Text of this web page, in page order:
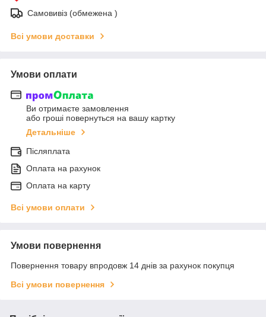
Самовивіз (обмежена )
Всі умови доставки
Умови оплати
Ви отримаєте замовлення
або гроші повернуться на вашу картку
Детальніше
Післяплата
Оплата на рахунок
Оплата на карту
Всі умови оплати
Умови повернення
Повернення товару впродовж 14 днів за рахунок покупця
Всі умови повернення